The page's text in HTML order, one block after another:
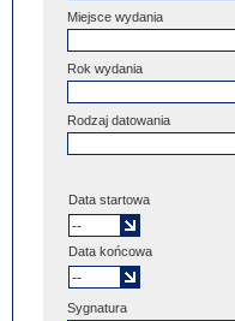
Miejsce wydania
Rok wydania
Rodzaj datowania
Data startowa
Data końcowa
Sygnatura